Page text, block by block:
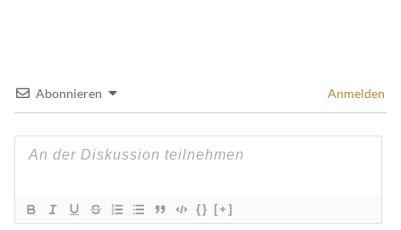
Abonnieren Anmelden
{} [+]